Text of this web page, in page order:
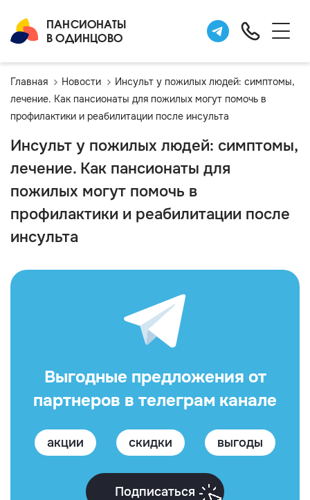
ПАНСИОНАТЫ
В ОДИНЦОВО
Главная Новости
Инсульт у пожилых людей: симптомы,
лечение. Как пансионаты для пожилых могут помочь в
профилактики и реабилитации после инсульта
Инсульт у пожилых людей: симптомы,
лечение. Как пансионаты для
пожилых могут помочь в
профилактики и реабилитации после
инсульта
Выгодные предложения от
партнеров в телеграм канале
акции скидки выгоды
Подписаться